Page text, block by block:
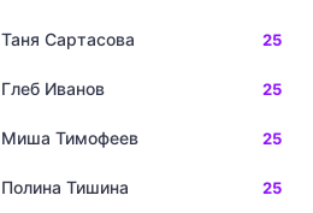
Таня Сартасова 25
Глеб Иванов 25
Миша Тимофеев 25
Полина Тишина 25